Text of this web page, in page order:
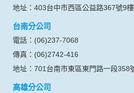
生的相關記錄，包括您使用連線設備
的瀏覽器予以標示，歸納使用者瀏覽
網頁，除非您願意告知您的個人資料
將此項記錄和您對應。請您注意，在
商，或與連結本網站，也可能蒐集您
提供的個人資訊，這些廣告廠商、或
公司不負任何連帶責任。
地址：403台中市西區公益路367號9
台南分公司
電話：(06)237-7068
傳真：(06)2742-416
地址：701台南市東區東門路一段358
高雄分公司